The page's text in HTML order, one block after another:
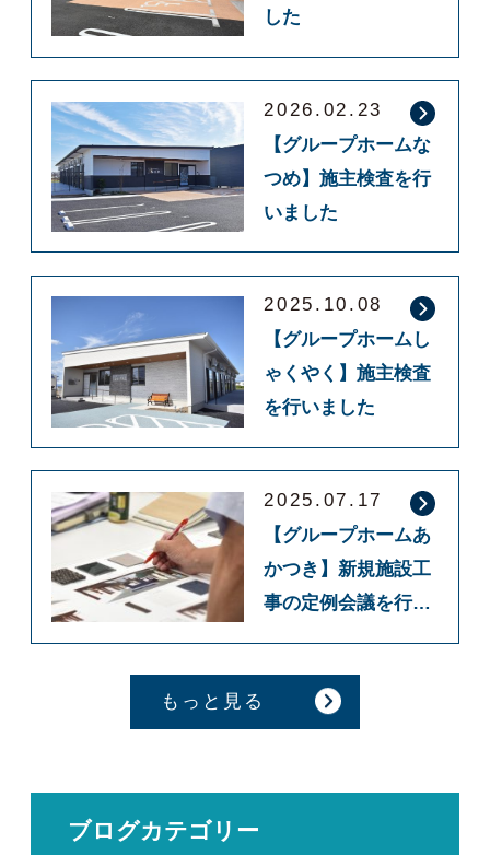
した
2026.02.23
【グループホームな
つめ】施主検査を行
いました
2025.10.08
【グループホームし
ゃくやく】施主検査
を行いました
2025.07.17
【グループホームあ
かつき】新規施設工
事の定例会議を行い
もっと見る
ブログカテゴリー